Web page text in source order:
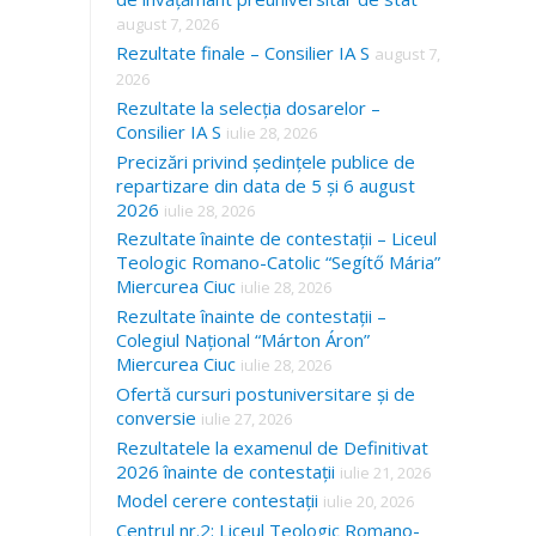
august 7, 2026
Rezultate finale – Consilier IA S august 7,
2026
Rezultate la selecția dosarelor –
Consilier IA S iulie 28, 2026
Precizări privind ședințele publice de
repartizare din data de 5 și 6 august
2026 iulie 28, 2026
Rezultate înainte de contestații – Liceul
Teologic Romano-Catolic “Segítő Mária”
Miercurea Ciuc iulie 28, 2026
Rezultate înainte de contestații –
Colegiul Național “Márton Áron”
Miercurea Ciuc iulie 28, 2026
Ofertă cursuri postuniversitare și de
conversie iulie 27, 2026
Rezultatele la examenul de Definitivat
2026 înainte de contestații iulie 21, 2026
Model cerere contestații iulie 20, 2026
Centrul nr.2: Liceul Teologic Romano-